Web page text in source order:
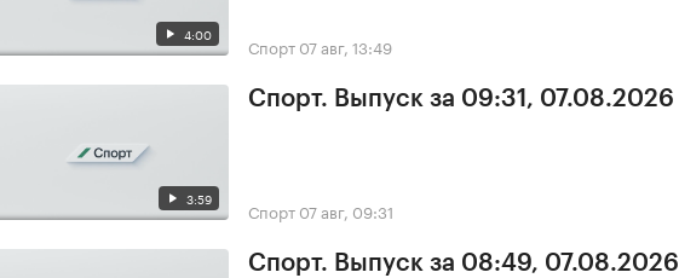
4:00 Спорт 07 авг, 13:49
3:59
Спорт. Выпуск за 09:31, 07.08.2026
Спорт 07 авг, 09:31
Спорт. Выпуск за 08:49, 07.08.2026